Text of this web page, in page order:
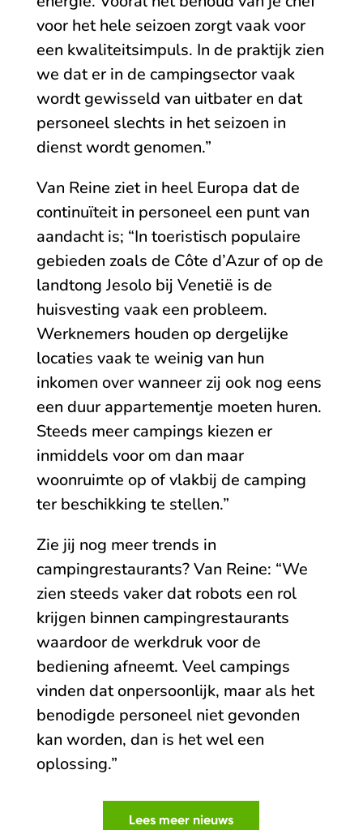
voor het hele seizoen zorgt vaak voor
een kwaliteitsimpuls. In de praktijk zien
we dat er in de campingsector vaak
wordt gewisseld van uitbater en dat
personeel slechts in het seizoen in
dienst wordt genomen.”
Van Reine ziet in heel Europa dat de
continuïteit in personeel een punt van
aandacht is; “In toeristisch populaire
gebieden zoals de Côte d’Azur of op de
landtong Jesolo bij Venetië is de
huisvesting vaak een probleem.
Werknemers houden op dergelijke
locaties vaak te weinig van hun
inkomen over wanneer zij ook nog eens
een duur appartementje moeten huren.
Steeds meer campings kiezen er
inmiddels voor om dan maar
woonruimte op of vlakbij de camping
ter beschikking te stellen.”
Zie jij nog meer trends in
campingrestaurants? Van Reine: “We
zien steeds vaker dat robots een rol
krijgen binnen campingrestaurants
waardoor de werkdruk voor de
bediening afneemt. Veel campings
vinden dat onpersoonlijk, maar als het
benodigde personeel niet gevonden
kan worden, dan is het wel een
oplossing.”
Lees meer nieuws